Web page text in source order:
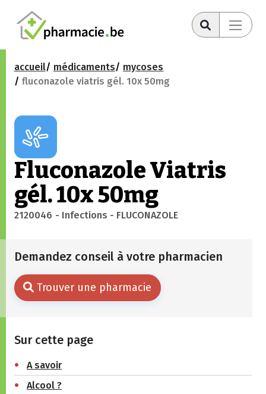
accueil médicaments
mycoses
fluconazole viatris gél. 10x 50mg
Fluconazole Viatris
gél. 10x 50mg
2120046 - Infections - FLUCONAZOLE
Demandez conseil à votre pharmacien
Trouver une pharmacie
Sur cette page
A savoir
Alcool ?